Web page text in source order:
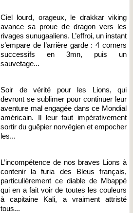
Ciel lourd, orageux, le drakkar viking
avance sa proue de dragon vers les
rivages sunugaaliens. L’effroi, un instant
s’empare de l’arrière garde : 4 corners
successifs en 3mn, puis un
sauvetage...
Soir de vérité pour les Lions, qui
devront se sublimer pour continuer leur
aventure mal engagée dans ce Mondial
américain. Il leur faut impérativement
sortir du guêpier norvégien et empocher
les...
L’incompétence de nos braves Lions à
contenir la furia des Bleus français,
particulièrement ce diable de Mbappé
qui en a fait voir de toutes les couleurs
à capitaine Kali, a vraiment attristé
tous...